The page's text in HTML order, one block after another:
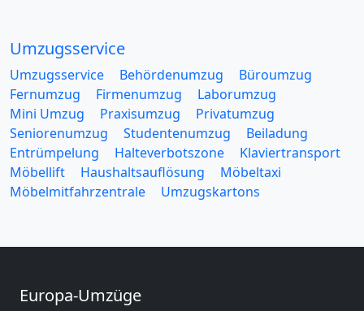
Umzugsservice
Umzugsservice Behördenumzug
Büroumzug
Fernumzug
Firmenumzug
Laborumzug
Mini Umzug
Praxisumzug
Privatumzug
Seniorenumzug
Studentenumzug
Beiladung
Entrümpelung
Halteverbotszone
Klaviertransport
Möbellift
Haushaltsauflösung
Möbeltaxi
Möbelmitfahrzentrale
Umzugskartons
Europa-Umzüge